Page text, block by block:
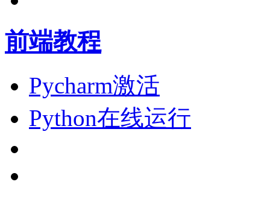
前端教程
Pycharm激活
Python在线运行